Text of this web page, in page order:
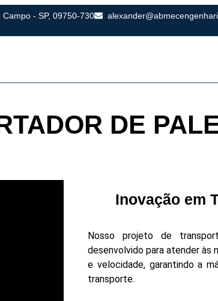
- SP, 09750-730
DE
Inovação em
Nosso projeto de
desenvolvido para atender às
e velocidade, garantindo a
transporte.